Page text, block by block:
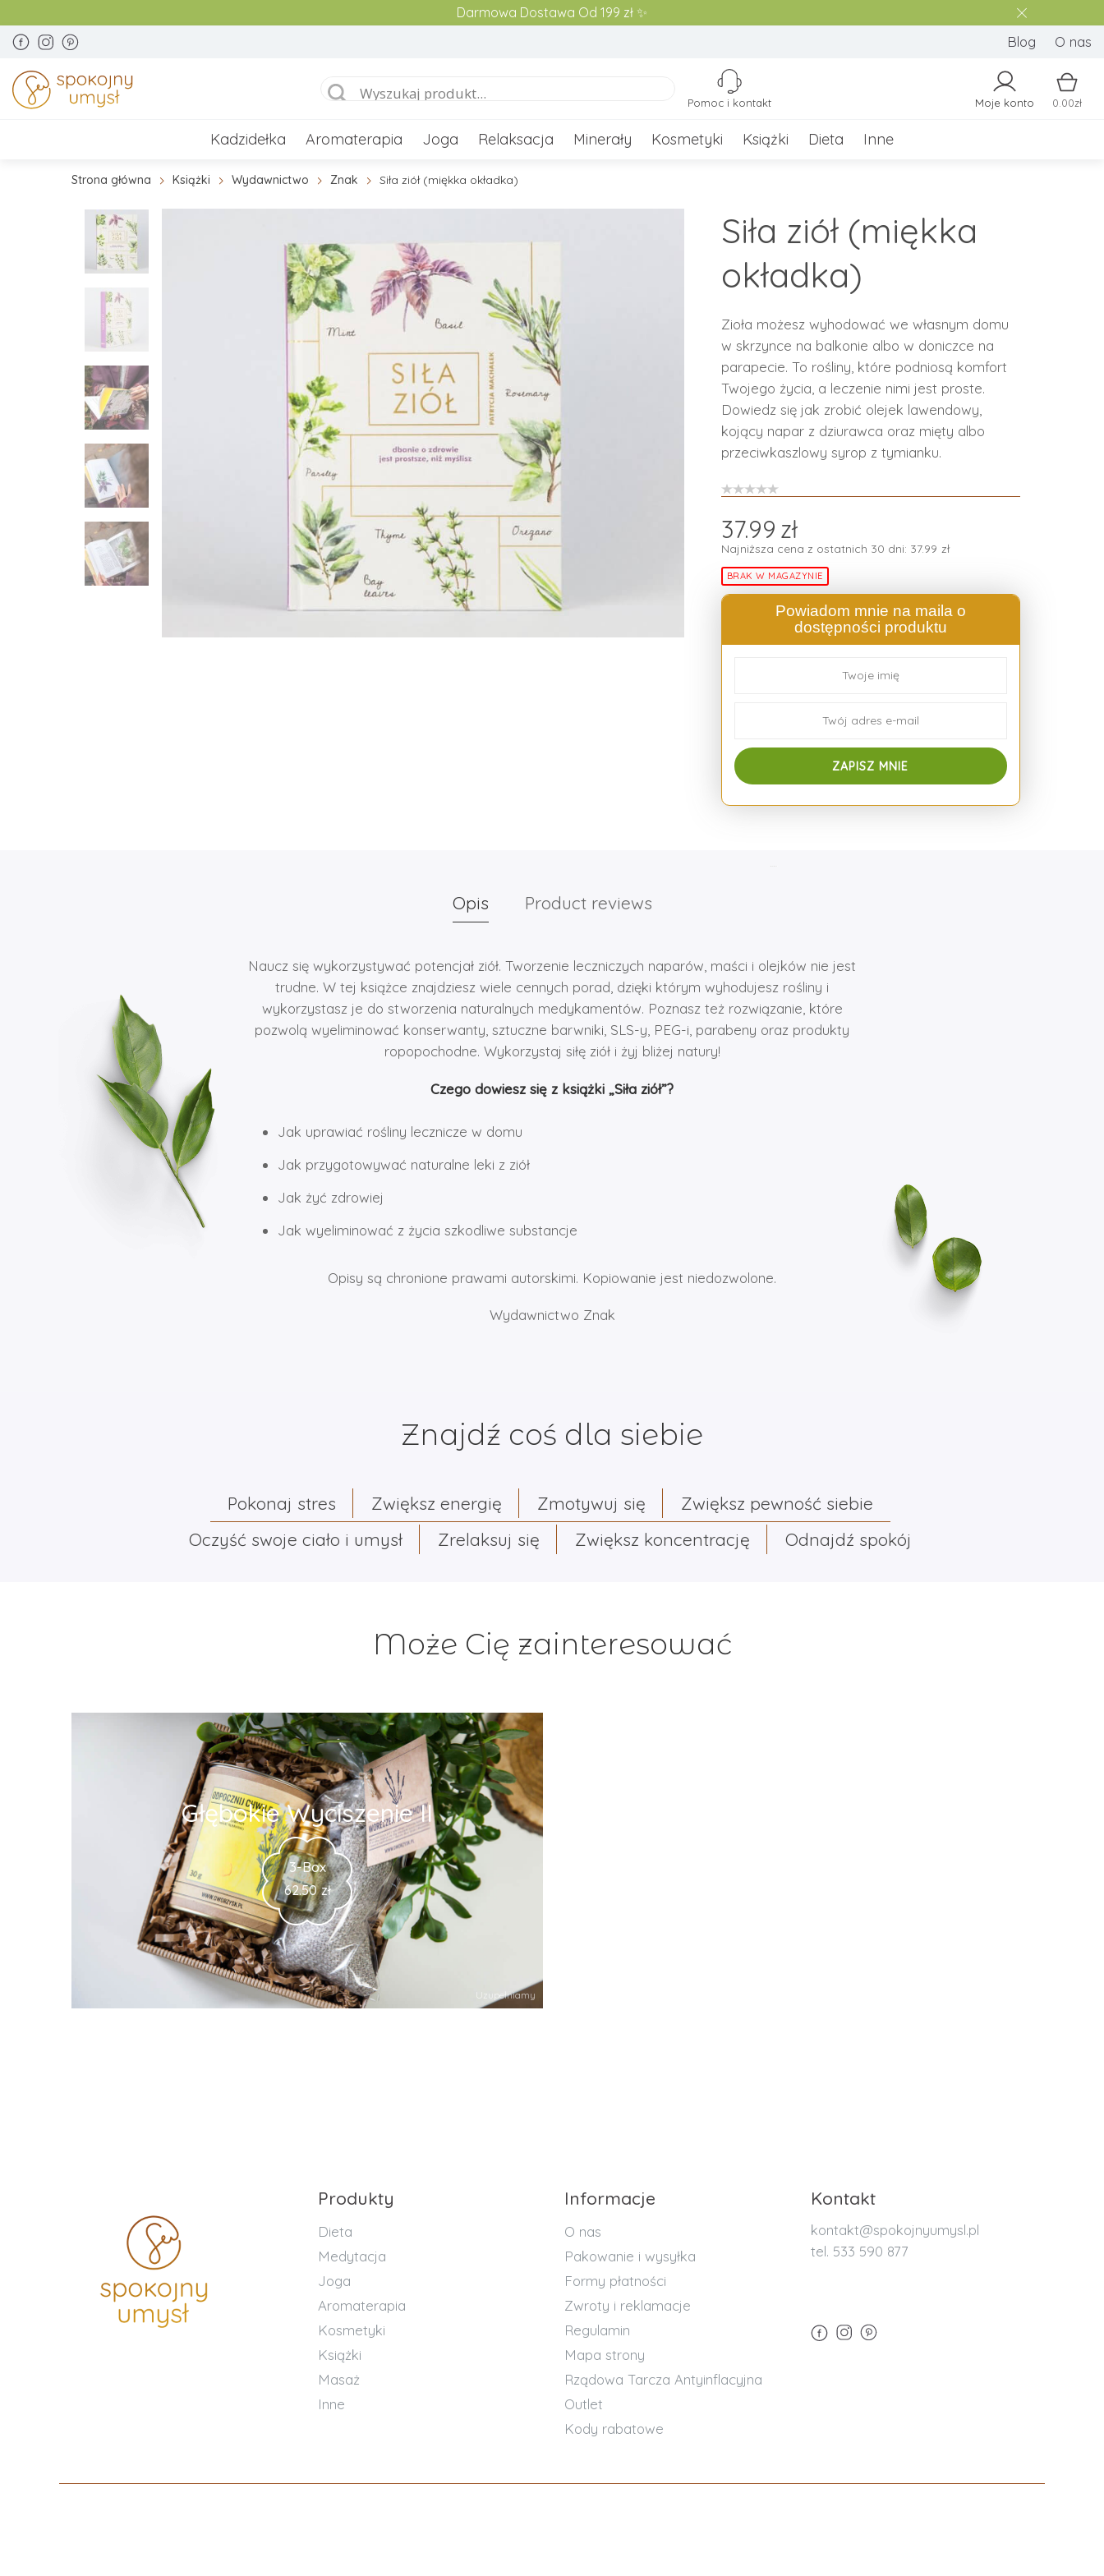
Darmowa Dostawa Od 199 zł ✨
Blog O nas
Moje konto 0.00zł
Pomoc i kontakt
Kadzidełka Aromaterapia Joga Relaksacja Minerały Kosmetyki Książki Dieta Inne
Strona główna Książki Wydawnictwo Znak Siła ziół (miękka okładka)
Siła ziół (miękka
okładka)
Zioła możesz wyhodować we własnym domu
w skrzynce na balkonie albo w doniczce na
parapecie. To rośliny, które podniosą komfort
Twojego życia, a leczenie nimi jest proste.
Dowiedz się jak zrobić olejek lawendowy,
kojący napar z dziurawca oraz mięty albo
przeciwkaszlowy syrop z tymianku.
37.99 zł
Najniższa cena z ostatnich 30 dni: 37.99 zł
BRAK W MAGAZYNIE
Powiadom mnie na maila o
dostępności produktu
Opis Product reviews
Naucz się wykorzystywać potencjał ziół. Tworzenie leczniczych naparów, maści i olejków nie jest
trudne. W tej książce znajdziesz wiele cennych porad, dzięki którym wyhodujesz rośliny i
wykorzystasz je do stworzenia naturalnych medykamentów. Poznasz też rozwiązanie, które
pozwolą wyeliminować konserwanty, sztuczne barwniki, SLS-y, PEG-i, parabeny oraz produkty
ropopochodne. Wykorzystaj siłę ziół i żyj bliżej natury!
Czego dowiesz się z książki „Siła ziół”?
Jak uprawiać rośliny lecznicze w domu
Jak przygotowywać naturalne leki z ziół
Jak żyć zdrowiej
Jak wyeliminować z życia szkodliwe substancje
Opisy są chronione prawami autorskimi. Kopiowanie jest niedozwolone.
Wydawnictwo Znak
Znajdź coś dla siebie
Pokonaj stres Zwiększ energię Zmotywuj się
Zwiększ pewność siebie
Oczyść swoje ciało i umysł
Zrelaksuj się Zwiększ koncentrację Odnajdź spokój
Może Cię zainteresować
Uzupełniamy
Głębokie Wyciszenie II
3-Box
62.50 zł
Produkty
Dieta
Medytacja
Joga
Aromaterapia
Kosmetyki
Książki
Masaż
Inne
Informacje
O nas
Pakowanie i wysyłka
Formy płatności
Zwroty i reklamacje
Regulamin
Mapa strony
Rządowa Tarcza Antyinflacyjna
Outlet
Kody rabatowe
Kontakt
kontakt@spokojnyumysl.pl
tel. 533 590 877